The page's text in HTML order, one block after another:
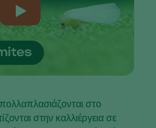
στο
στην καλλιέργεια σε